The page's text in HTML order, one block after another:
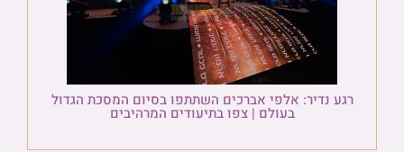
רגע נדיר: אלפי אברכים השתתפו בסיום המסכת הגדול
בעולם | צפו בתיעודים המרהיבים